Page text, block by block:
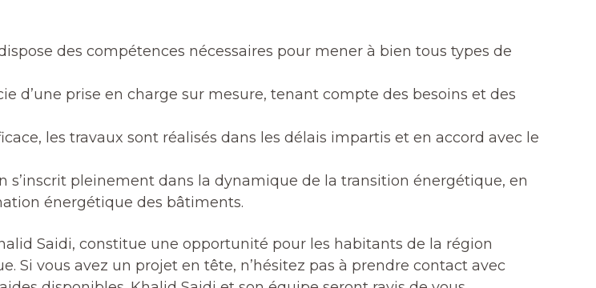
des compétences nécessaires pour mener à bien tous types de
d’une prise en charge sur mesure, tenant compte des besoins et des
les travaux sont réalisés dans les délais impartis et en accord avec le
s’inscrit pleinement dans la dynamique de la transition énergétique, en
énergétique des bâtiments.
Saidi, constitue une opportunité pour les habitants de la région
vous avez un projet en tête, n’hésitez pas à prendre contact avec